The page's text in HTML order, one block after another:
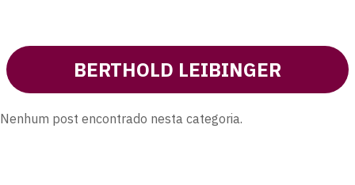
BERTHOLD LEIBINGER
Nenhum post encontrado nesta categoria.